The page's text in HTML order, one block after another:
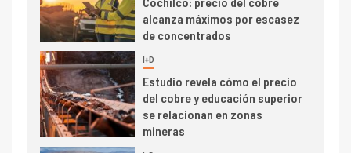
cobre cercana a 2 millones de
toneladas tras récord en
Escondida
7 I+D
Codelco reporta Ebitda de US$
6.670 millones y mejora sus
indicadores financieros